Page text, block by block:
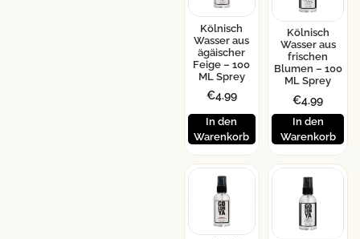
Kölnisch
Wasser aus
ägäischer
Feige – 100
ML Sprey
€4.99
In den
Warenkorb
Kölnisch
Wasser aus
frischen
Blumen – 100
ML Sprey
€4.99
In den
Warenkorb